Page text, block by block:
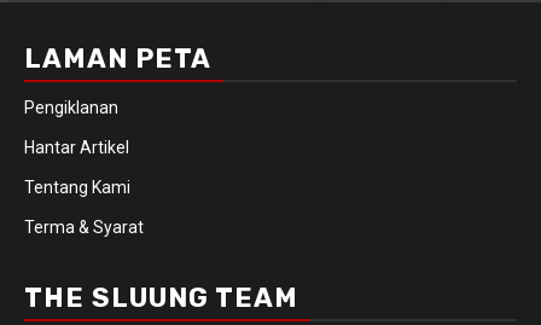
LAMAN PETA
Pengiklanan
Hantar Artikel
Tentang Kami
Terma & Syarat
THE SLUUNG TEAM